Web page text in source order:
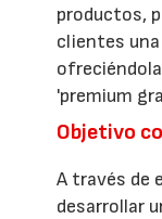
productos,
clientes
'premium
Objetivo
A través de
desarrollar